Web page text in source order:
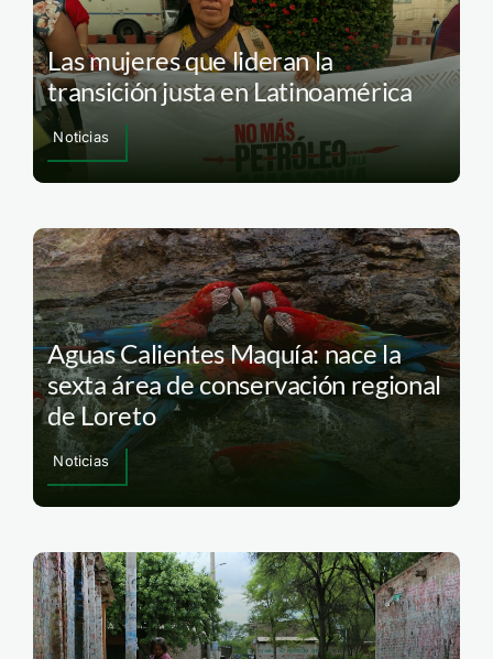
Las mujeres que lideran la
transición justa en Latinoamérica
Noticias
Aguas Calientes Maquía: nace la
sexta área de conservación regional
de Loreto
Noticias